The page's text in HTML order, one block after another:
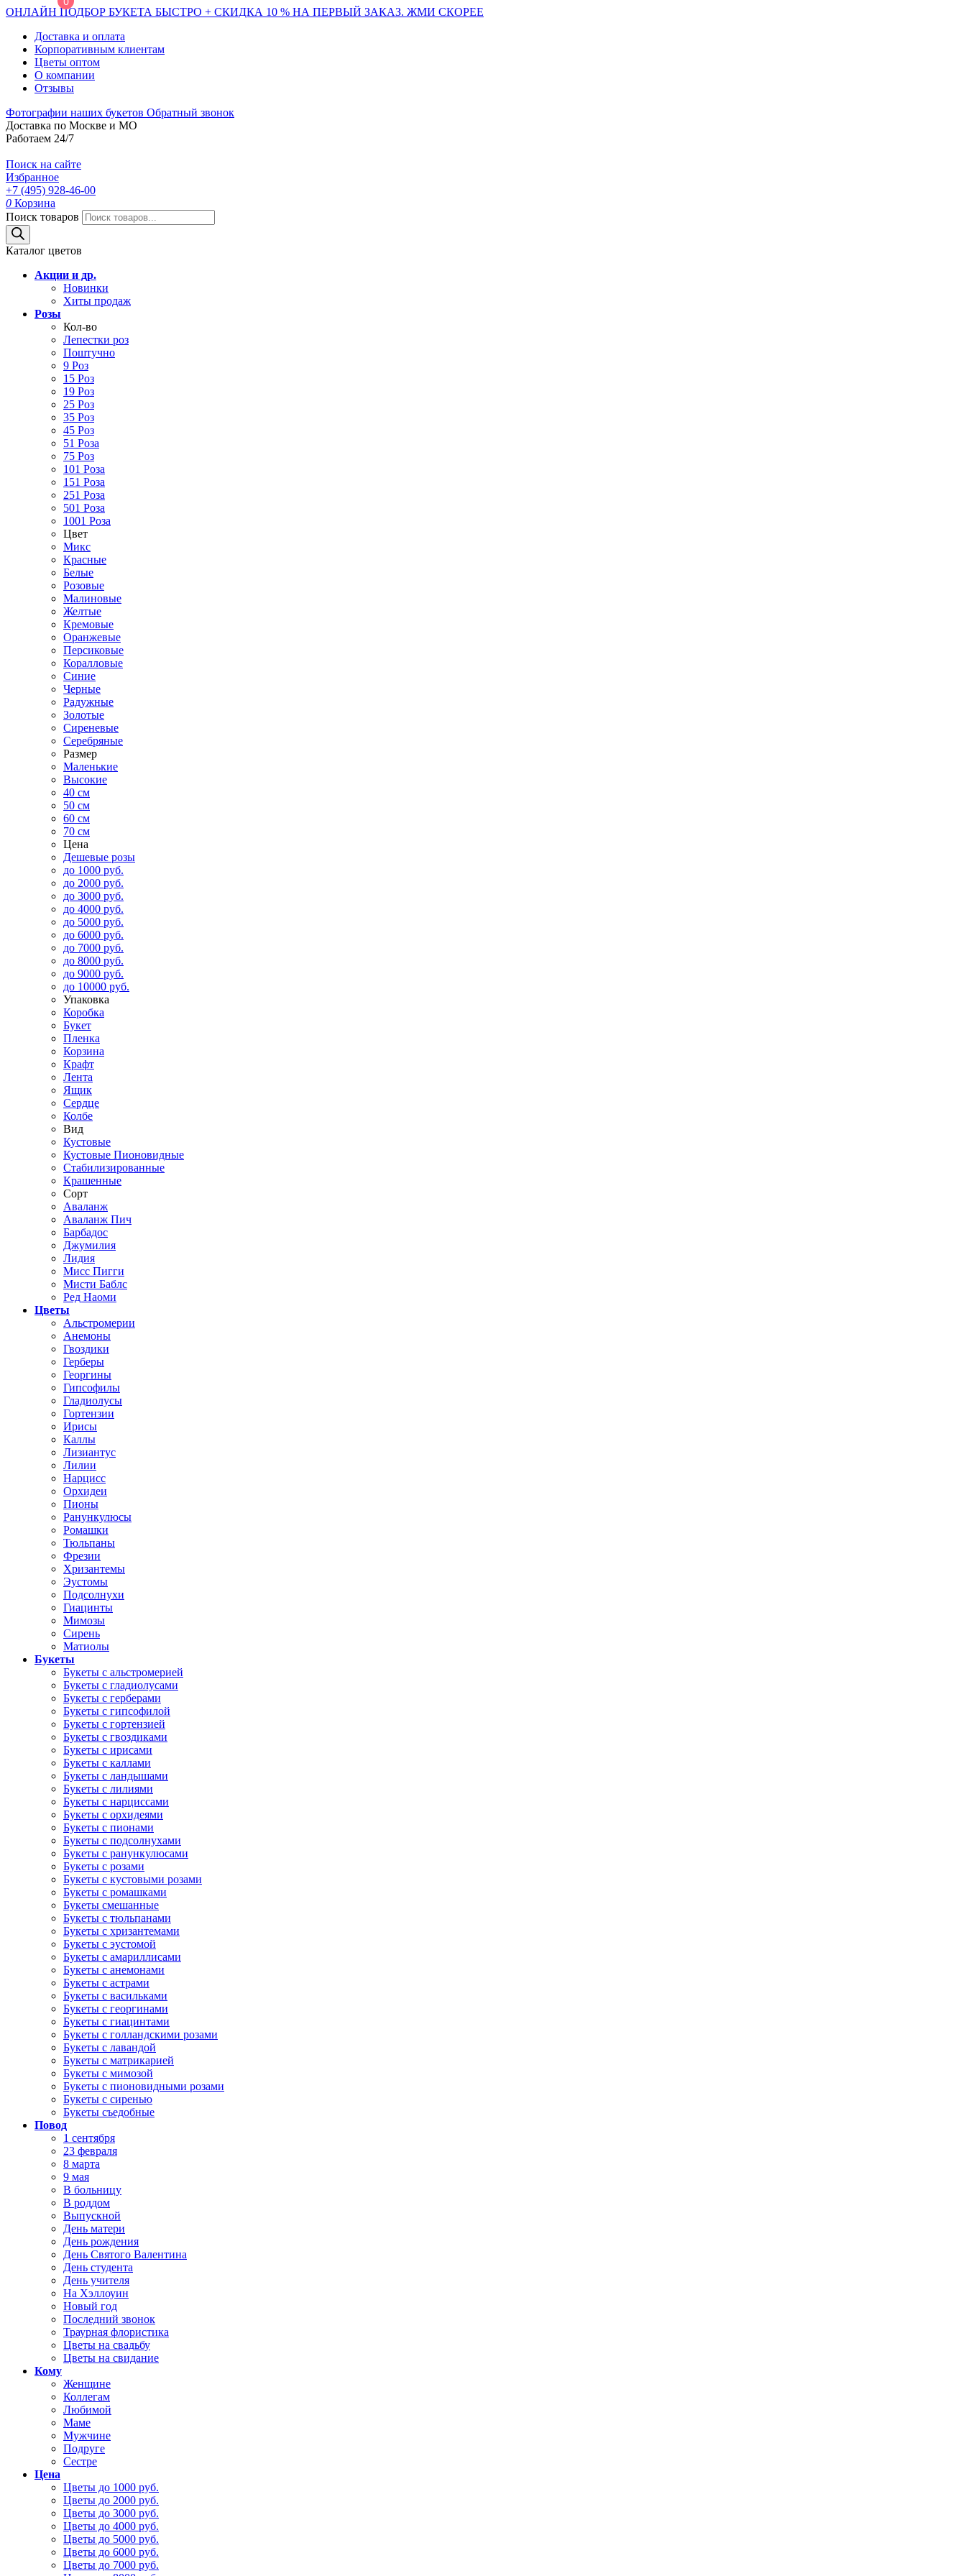
ОНЛАЙН ПОДБОР БУКЕТА БЫСТРО + СКИДКА 10 % НА ПЕРВЫЙ ЗАКАЗ. ЖМИ СКОРЕЕ
Доставка и оплата
Корпоративным клиентам
Цветы оптом
О компании
Отзывы
Фотографии наших букетов Обратный звонок
Доставка по Москве и МО
Работаем 24/7
Поиск на сайте
Избранное
+7 (495) 928-46-00
0 Корзина
Поиск товаров
Каталог цветов
Акции и др.
Новинки
Хиты продаж
Розы
Кол-во
Лепестки роз
Поштучно
9 Роз
15 Роз
19 Роз
25 Роз
35 Роз
45 Роз
51 Роза
75 Роз
101 Роза
151 Роза
251 Роза
501 Роза
1001 Роза
Цвет
Микс
Красные
Белые
Розовые
Малиновые
Желтые
Кремовые
Оранжевые
Персиковые
Коралловые
Синие
Черные
Радужные
Золотые
Сиреневые
Серебряные
Размер
Маленькие
Высокие
40 см
50 см
60 см
70 см
Цена
Дешевые розы
до 1000 руб.
до 2000 руб.
до 3000 руб.
до 4000 руб.
до 5000 руб.
до 6000 руб.
до 7000 руб.
до 8000 руб.
до 9000 руб.
до 10000 руб.
Упаковка
Коробка
Букет
Пленка
Корзина
Крафт
Лента
Ящик
Сердце
Колбе
Вид
Кустовые
Кустовые Пионовидные
Стабилизированные
Крашенные
Сорт
Аваланж
Аваланж Пич
Барбадос
Джумилия
Лидия
Мисс Пигги
Мисти Баблс
Ред Наоми
Цветы
Альстромерии
Анемоны
Гвоздики
Герберы
Георгины
Гипсофилы
Гладиолусы
Гортензии
Ирисы
Каллы
Лизиантус
Лилии
Нарцисс
Орхидеи
Пионы
Ранункулюсы
Ромашки
Тюльпаны
Фрезии
Хризантемы
Эустомы
Подсолнухи
Гиацинты
Мимозы
Сирень
Матиолы
Букеты
Букеты с альстромерией
Букеты с гладиолусами
Букеты с герберами
Букеты с гипсофилой
Букеты с гортензией
Букеты с гвоздиками
Букеты с ирисами
Букеты с каллами
Букеты с ландышами
Букеты с лилиями
Букеты с нарциссами
Букеты с орхидеями
Букеты с пионами
Букеты с подсолнухами
Букеты с ранункулюсами
Букеты с розами
Букеты с кустовыми розами
Букеты с ромашками
Букеты смешанные
Букеты с тюльпанами
Букеты с хризантемами
Букеты с эустомой
Букеты с амариллисами
Букеты с анемонами
Букеты с астрами
Букеты с васильками
Букеты с георгинами
Букеты с гиацинтами
Букеты с голландскими розами
Букеты с лавандой
Букеты с матрикарией
Букеты с мимозой
Букеты с пионовидными розами
Букеты с сиренью
Букеты съедобные
Повод
1 сентября
23 февраля
8 марта
9 мая
В больницу
В роддом
Выпускной
День матери
День рождения
День Святого Валентина
День студента
День учителя
На Хэллоуин
Новый год
Последний звонок
Траурная флористика
Цветы на свадьбу
Цветы на свидание
Кому
Женщине
Коллегам
Любимой
Маме
Мужчине
Подруге
Сестре
Цена
Цветы до 1000 руб.
Цветы до 2000 руб.
Цветы до 3000 руб.
Цветы до 4000 руб.
Цветы до 5000 руб.
Цветы до 6000 руб.
Цветы до 7000 руб.